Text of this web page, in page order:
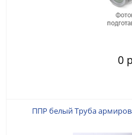
0
ППР белый Труба